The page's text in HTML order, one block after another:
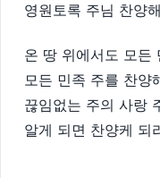
영원토록 주님 찬양해
온 땅 위에서도 모든
모든 민족 주를 찬양
끊임없는 주의 사랑
알게 되면 찬양케 되